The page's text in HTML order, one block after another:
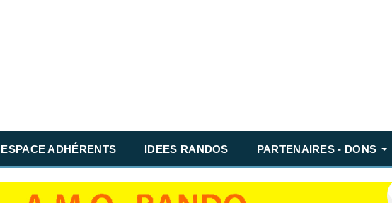
ESPACE ADHÉRENTS IDEES RANDOS PARTENAIRES - DONS